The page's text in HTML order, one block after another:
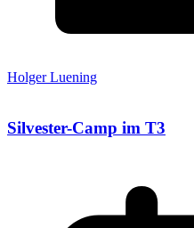
Holger Luening
Silvester-Camp im T3